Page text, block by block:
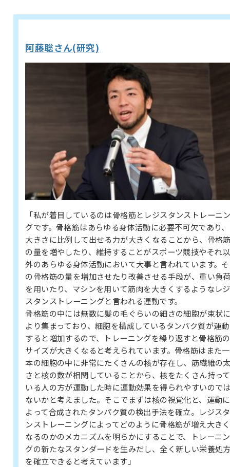
阿藤聡さん(研究)
「私が着目しているのは骨格筋とレジスタンストレーニ
グです。骨格筋はあらゆる身体活動に必要不可欠であり、
大きさに比例して出せる力が大きくなることから、骨格
の量を増やしたり、維持することがスポーツ競技やそれ以
外のあらゆる身体活動において大事と言われています。そ
の骨格筋の量を増加させたり改善させる手段が、重い負
を用いたり、マシンを用いて筋肉を大きくするようなレジ
スタンストレーニングと言われる運動です。
骨格筋の中には無数に髪の毛ぐらいの細さの細胞が束状
より集まっており、細胞を構成しているタンパク質が運動
すると増加するので、トレーニングを繰り返すと骨格筋の
サイズが大きくなると考えられています。骨格筋はまた一
本の細胞の中に非常にたくさんの核が存在し、筋繊維の
さと核の数が相関していることから、核をたくさん持って
いる人の方が運動した時に運動効果を得られやすいので
ないかと考えました。そこでまずは核の視覚化と、運動に
よって合成されたタンパク質の検出手法を確立。レジスタ
ンストレーニングによってどのように骨格筋が増え大きく
なるのかのメカニズムを明らかにすることで、トレーニン
グの新たなスタンダードを生みだし、全く新しい栄養処
を確立できると考えています」